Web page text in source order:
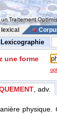
Lexicographie
une forme
, adv.
physique.